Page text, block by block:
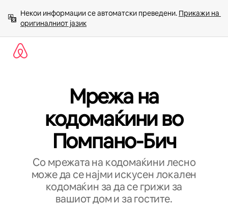
содржина
Некои информации се автоматски преведени. Прикажи на
оригиналниот јазик
Мрежа на
кодомаќини во
Помпано-Бич
Со мрежата на кодомаќини лесно
може да се најми искусен локален
кодомаќин за да се грижи за
вашиот дом и за гостите.